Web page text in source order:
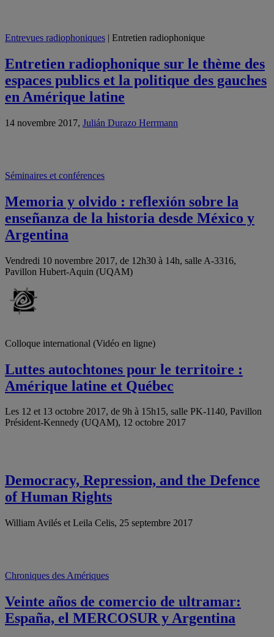
Entrevues radiophoniques | Entretien radiophonique
Entretien radiophonique sur le thème des
espaces publics et la politique des gauches
en Amérique latine
14 novembre 2017, Julián Durazo Herrmann
Séminaires et conférences
Memoria y olvido : reflexión sobre la
enseñanza de la historia desde México y
Argentina
Vendredi 10 novembre 2017, de 12h30 à 14h, salle A-3316,
Pavillon Hubert-Aquin (UQAM)
Colloque international (Vidéo en ligne)
Luttes autochtones pour le territoire :
Amérique latine et Québec
Les 12 et 13 octobre 2017, de 9h à 15h15, salle PK-1140, Pavillon
Président-Kennedy (UQAM), 12 octobre 2017
Democracy, Repression, and the Defence
of Human Rights
William Avilés et Leila Celis, 25 septembre 2017
Chroniques des Amériques
Veinte años de comercio de ultramar:
España, el MERCOSUR y Argentina